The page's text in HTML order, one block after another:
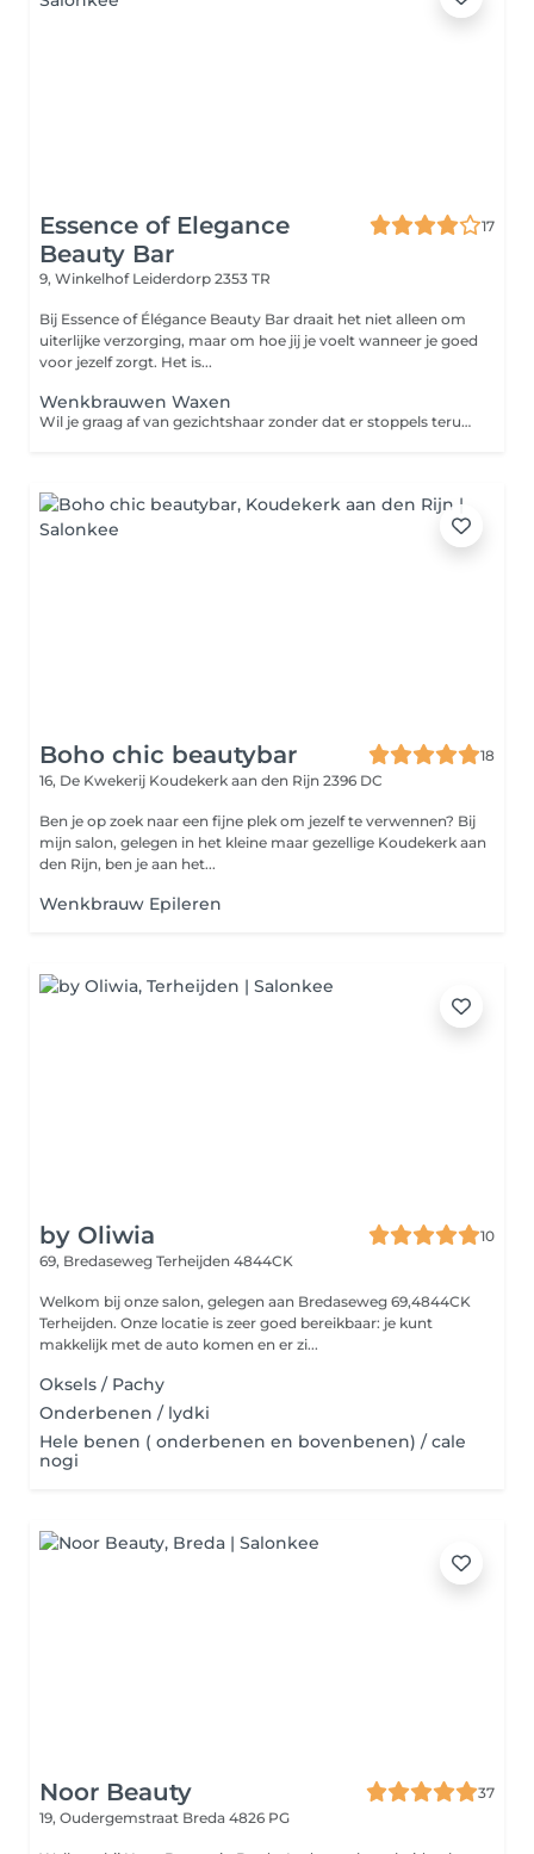
Essence of Elegance
Beauty Bar
17
9, Winkelhof Leiderdorp 2353 TR
Bij Essence of Élégance Beauty Bar draait het niet alleen om
uiterlijke verzorging, maar om hoe jij je voelt wanneer je goed
voor jezelf zorgt. Het is...
Wenkbrauwen Waxen
Wil je graag af van gezichtshaar zonder dat er stoppels teruggroeien? Dan is harsen de oplossing. Harsen is een ontharingsmethode die de haar met wortel en al verwijdert. Een groot voordeel van harsen ten opzichte van scheren is dat de haren langer wegblijven en zachter teruggroeien. Zo geniet je langer van een zijdezachte huid!
Boho chic beautybar
18
16, De Kwekerij Koudekerk aan den Rijn 2396 DC
Ben je op zoek naar een fijne plek om jezelf te verwennen? Bij
mijn salon, gelegen in het kleine maar gezellige Koudekerk aan
den Rijn, ben je aan het...
Wenkbrauw Epileren
by Oliwia
10
69, Bredaseweg Terheijden 4844CK
Welkom bij onze salon, gelegen aan Bredaseweg 69,4844CK
Terheijden. Onze locatie is zeer goed bereikbaar: je kunt
makkelijk met de auto komen en er zi...
Oksels / Pachy
Onderbenen / lydki
Hele benen ( onderbenen en bovenbenen) / cale
nogi
Noor Beauty
37
19, Oudergemstraat Breda 4826 PG